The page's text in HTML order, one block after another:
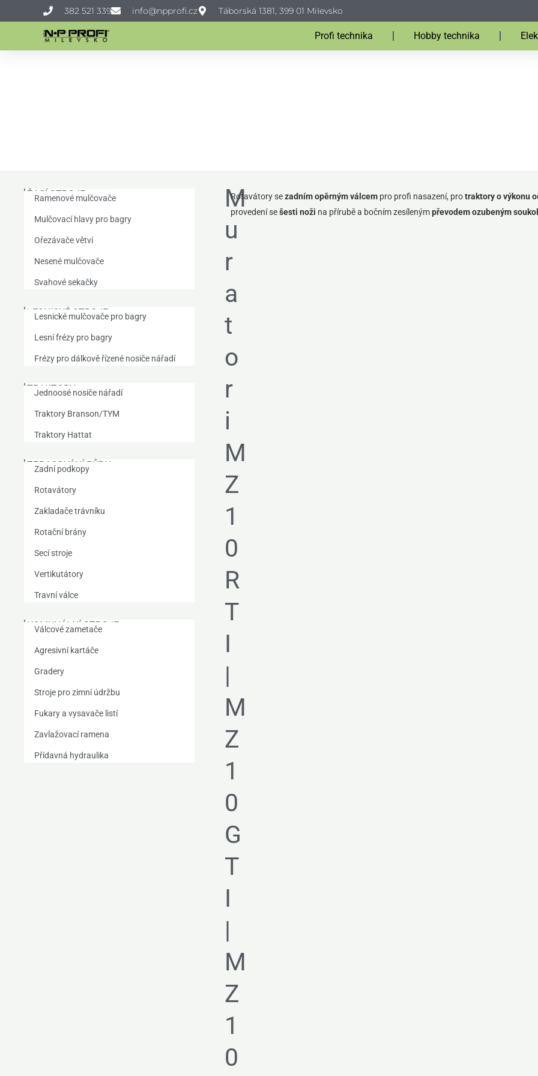
na
382 521 339 info@npprofi.cz Táborská 1381, 399 01 MiIevsko
Profi technika Hobby technika
ŽACÍ STROJE
Ramenové mulčovače
Mulčovací hlavy pro bagry
Ořezávače větví
Nesené mulčovače
Svahové sekačky
LESNICKÉ STROJE
Lesnické mulčovače pro bagry
Lesní frézy pro bagry
Frézy pro dálkově řízené nosiče nářadí
TRAKTORY
Jednoosé nosiče nářadí
Traktory Branson/TYM
Traktory Hattat
ZPRACOVÁNÍ PŮDY
Zadní podkopy
Rotavátory
Zakladače trávníku
Rotační brány
Secí stroje
Vertikutátory
Travní válce
KOMUNÁLNÍ STROJE
Válcové zametače
Agresivní kartáče
Gradery
Stroje pro zimní údržbu
Fukary a vysavače listí
Zavlažovací ramena
Přídavná hydraulika
M
u
r
a
t
o
r
i
M
Z
1
0
R
T
I
|
M
Z
1
0
G
T
I
|
M
Z
1
0
Rotavátory sezadním opěrným válcem pro profi nasazení, protraktory o výkonu
provedení sešesti noži na přírubě a bočním zesílenýmpřevodem ozubeným